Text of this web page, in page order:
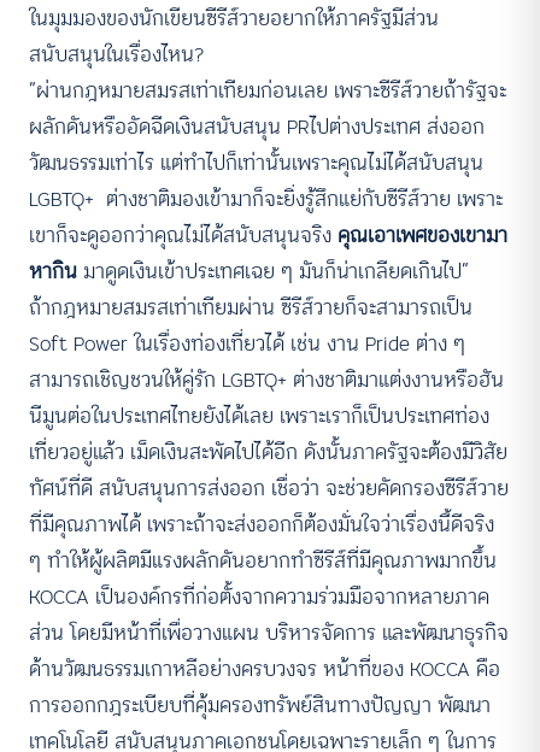
ในมุมมองของนักเขียนซีรีส์วายอยากให้ภาครัฐมีส่วน
สนับสนุนในเรื่องไหน?
“ผ่านกฎหมายสมรสเท่าเทียมก่อนเลย เพราะซีรีส์วายถ้ารัฐจะ
ผลักดันหรืออัดฉีดเงินสนับสนุน PRไปต่างประเทศ ส่งออก
วัฒนธรรมเท่าไร แต่ทำไปก็เท่านั้นเพราะคุณไม่ได้สนับสนุน
LGBTQ+ ต่างชาติมองเข้ามาก็จะยิ่งรู้สึกแย่กับซีรีส์วาย เพราะ
เขาก็จะดูออกว่าคุณไม่ได้สนับสนุนจริง คุณเอาเพศของเขามา
หากิน มาดูดเงินเข้าประเทศเฉย ๆ มันก็น่าเกลียดเกินไป”
ถ้ากฎหมายสมรสเท่าเทียมผ่าน ซีรีส์วายก็จะสามารถเป็น
Soft Power ในเรื่องท่องเที่ยวได้ เช่น งาน Pride ต่าง ๆ
สามารถเชิญชวนให้คู่รัก LGBTQ+ ต่างชาติมาแต่งงานหรือฮัน
นีมูนต่อในประเทศไทยยังได้เลย เพราะเราก็เป็นประเทศท่อง
เที่ยวอยู่แล้ว เม็ดเงินสะพัดไปได้อีก ดังนั้นภาครัฐจะต้องมีวิสัย
ทัศน์ที่ดี สนับสนุนการส่งออก เชื่อว่า จะช่วยคัดกรองซีรีส์วาย
ที่มีคุณภาพได้ เพราะถ้าจะส่งออกก็ต้องมั่นใจว่าเรื่องนี้ดีจริง
ๆ ทำให้ผู้ผลิตมีแรงผลักดันอยากทำซีรีส์ที่มีคุณภาพมากขึ้น
KOCCA เป็นองค์กรที่ก่อตั้งจากความร่วมมือจากหลายภาค
ส่วน โดยมีหน้าที่เพื่อวางแผน บริหารจัดการ และพัฒนาธุรกิจ
ด้านวัฒนธรรมเกาหลีอย่างครบวงจร หน้าที่ของ KOCCA คือ
การออกกฎระเบียบที่คุ้มครองทรัพย์สินทางปัญญา พัฒนา
เทคโนโลยี สนับสนุนภาคเอกชนโดยเฉพาะรายเล็ก ๆ ในการ